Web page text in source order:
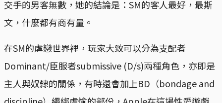
交手的男客無數，她的結論是：SM的客人最好，最斯
文，什麼都有商有量。
在SM的虐戀世界裡，玩家大致可以分為支配者
Dominant/臣服者submissive (D/s)兩種角色，亦即是
主人與奴隸的關係，有時還會加上BD（bondage and